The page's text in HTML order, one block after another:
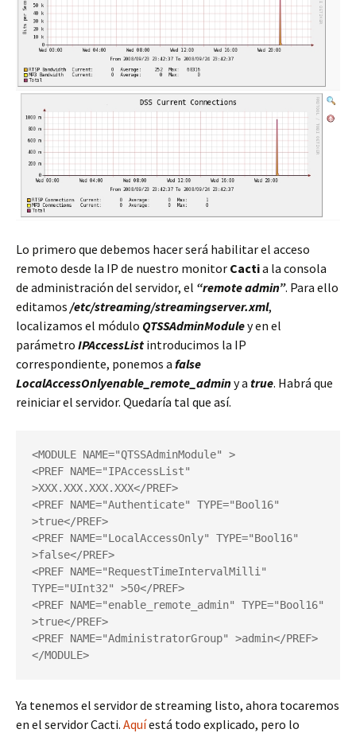
Lo primero que debemos hacer será habilitar el acceso
remoto desde la IP de nuestro monitor Cactia la consola
de administración del servidor, el “remote admin”. Para ello
editamos /etc/streaming/streamingserver.xml,
localizamos el módulo QTSSAdminModuley en el
parámetro IPAccessList introducimos la IP
correspondiente, ponemos a false
LocalAccessOnlyenable_remote_adminy a true. Habrá que
reiniciar el servidor. Quedaría tal que así.
<MODULE NAME="QTSSAdminModule" >
<PREF NAME="IPAccessList"
>XXX.XXX.XXX.XXX</PREF>
<PREF NAME="Authenticate" TYPE="Bool16"
>true</PREF>
<PREF NAME="LocalAccessOnly" TYPE="Bool16"
>false</PREF>
<PREF NAME="RequestTimeIntervalMilli"
TYPE="UInt32" >50</PREF>
<PREF NAME="enable_remote_admin" TYPE="Bool16"
>true</PREF>
<PREF NAME="AdministratorGroup" >admin</PREF>
</MODULE>
Ya tenemos el servidor de streaming listo, ahora tocaremos
en el servidor Cacti. Aquíestá todo explicado, pero lo